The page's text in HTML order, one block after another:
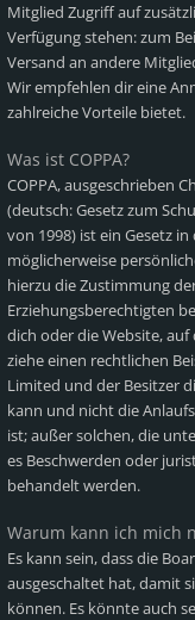
Mitglied Zugriff auf
Verfügung stehen: zum
Versand an andere
Wir empfehlen dir eine
zahlreiche Vorteile bietet.
Was ist COPPA?
COPPA, ausgeschrieben
(deutsch: Gesetz zum
von 1998) ist ein Gesetz
möglicherweise
hierzu die Zustimmung
Erziehungsberechtigten
dich oder die Website,
ziehe einen rechtlichen
Limited und der Besitzer
kann und nicht die
ist; außer solchen, die
es Beschwerden oder
behandelt werden.
Warum kann ich mich
Es kann sein, dass die
ausgeschaltet hat, damit
können. Es könnte auch